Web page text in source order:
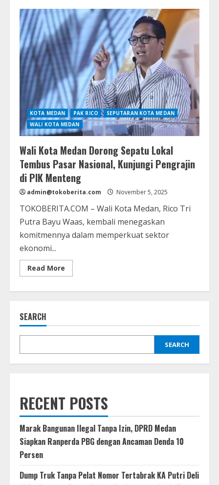
KOTA MEDAN PAK RICO
SEPUTARAN KOTA MEDAN
WALI KOTA MEDAN
Wali Kota Medan Dorong Sepatu Lokal
Tembus Pasar Nasional, Kunjungi Pengrajin
di PIK Menteng
admin@tokoberita.com November 5, 2025
TOKOBERITA.COM – Wali Kota Medan, Rico Tri
Putra Bayu Waas, kembali menegaskan
komitmennya dalam memperkuat sektor
ekonomi...
Read More
more
Tembus
Pasar
Pengrajin
di
SEARCH
SEARCH
RECENT POSTS
Marak Bangunan Ilegal Tanpa Izin, DPRD Medan
Siapkan Ranperda PBG dengan Ancaman Denda 10
Persen
Dump Truk Tanpa Pelat Nomor Tertabrak KA Putri Deli